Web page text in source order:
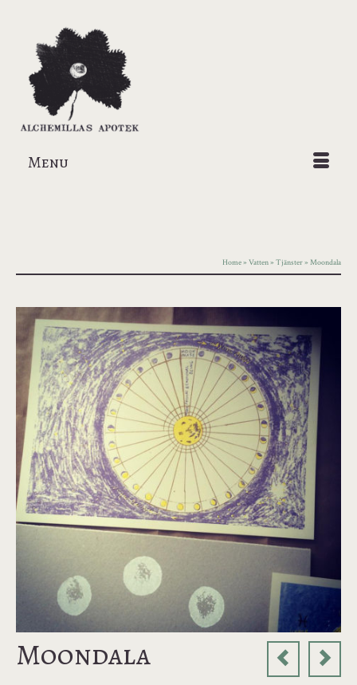
Menu
Home»Vatten»Tjänster»Moondala
Moondala